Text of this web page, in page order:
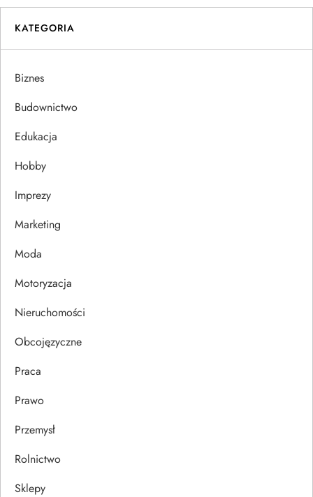
i
g
a
c
j
a
w
p
i
s
u
KATEGORIA
Biznes
Budownictwo
Edukacja
Hobby
Imprezy
Marketing
Moda
Motoryzacja
Nieruchomości
Obcojęzyczne
Praca
Prawo
Przemysł
Rolnictwo
Sklepy